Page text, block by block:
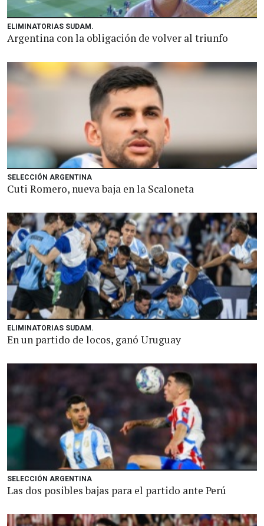
ELIMINATORIAS SUDAM.
Argentina con la obligación de volver al triunfo
SELECCIÓN ARGENTINA
Cuti Romero, nueva baja en la Scaloneta
ELIMINATORIAS SUDAM.
En un partido de locos, ganó Uruguay
SELECCIÓN ARGENTINA
Las dos posibles bajas para el partido ante Perú